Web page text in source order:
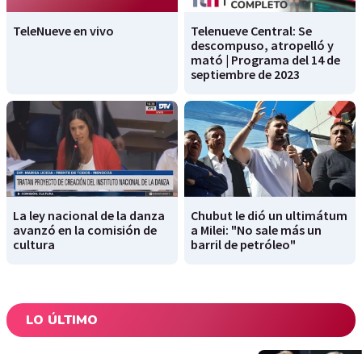
TeleNueve en vivo
Telenueve Central: Se
descompuso, atropelló y
mató | Programa del 14 de
septiembre de 2023
La ley nacional de la danza
avanzó en la comisión de
cultura
Chubut le dió un ultimátum
a Milei: "No sale más un
barril de petróleo"
LO ÚLTIMO